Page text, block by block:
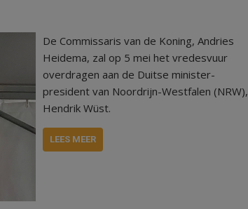
De Commissaris van de Koning, Andries
Heidema, zal op 5 mei het vredesvuur
overdragen aan de Duitse minister-
president van Noordrijn-Westfalen (NRW),
Hendrik Wüst.
LEES MEER